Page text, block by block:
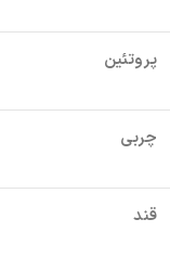
پروتئین
چربی
قند